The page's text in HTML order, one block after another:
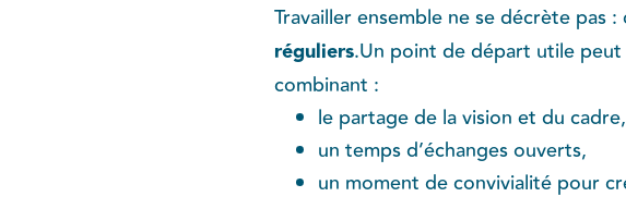
Travailler ensemble ne se décrète pas
réguliers.Un point de départ utile
combinant :
le partage de la vision et du cadre,
un temps d’échanges ouverts,
un moment de convivialité pour